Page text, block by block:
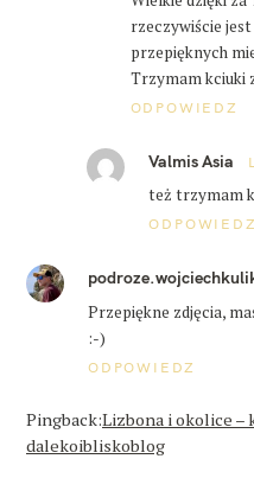
rzeczywiście
przepięknych
Trzymam kciuki
ODPOWIEDZ
Valmis Asia
też trzymam
ODPOWIEDZ
Przepiękne zdjęcia,
:-)
ODPOWIEDZ
Pingback:Lizbona i okolice –
dalekoibliskoblog